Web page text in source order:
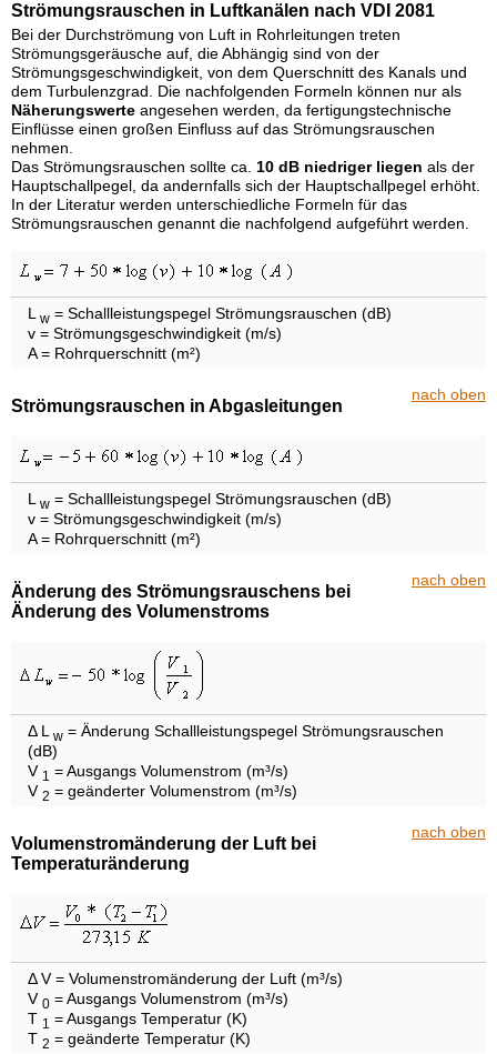
Strömungsrauschen in Luftkanälen nach VDI 2081
Bei der Durchströmung von Luft in Rohrleitungen treten
Strömungsgeräusche auf, die Abhängig sind von der
Strömungsgeschwindigkeit, von dem Querschnitt des Kanals und
dem Turbulenzgrad. Die nachfolgenden Formeln können nur als
Näherungswerte angesehen werden, da fertigungstechnische
Einflüsse einen großen Einfluss auf das Strömungsrauschen
nehmen.
Das Strömungsrauschen sollte ca. 10 dB niedriger liegen als der
Hauptschallpegel, da andernfalls sich der Hauptschallpegel erhöht.
In der Literatur werden unterschiedliche Formeln für das
Strömungsrauschen genannt die nachfolgend aufgeführt werden.
L w = Schallleistungspegel Strömungsrauschen (dB)
v = Strömungsgeschwindigkeit (m/s)
A = Rohrquerschnitt (m²)
nach oben
Strömungsrauschen in Abgasleitungen
L w = Schallleistungspegel Strömungsrauschen (dB)
v = Strömungsgeschwindigkeit (m/s)
A = Rohrquerschnitt (m²)
nach oben
Änderung des Strömungsrauschens bei
Änderung des Volumenstroms
Δ L w = Änderung Schallleistungspegel Strömungsrauschen
(dB)
V 1 = Ausgangs Volumenstrom (m³/s)
V 2 = geänderter Volumenstrom (m³/s)
nach oben
Volumenstromänderung der Luft bei
Temperaturänderung
Δ V = Volumenstromänderung der Luft (m³/s)
V 0 = Ausgangs Volumenstrom (m³/s)
T 1 = Ausgangs Temperatur (K)
T 2 = geänderte Temperatur (K)